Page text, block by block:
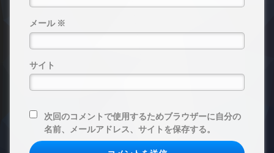
メール ※
サイト
次回のコメントで使用するためブラウザーに自分の
名前、メールアドレス、サイトを保存する。